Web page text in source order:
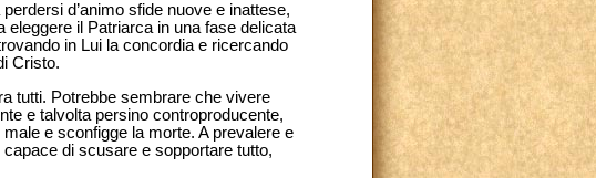
d’animo sfide nuove e inattese,
il Patriarca in una fase delicata
in Lui la concordia e ricercando
Cristo.
tutti. Potrebbe sembrare che vivere
e talvolta persino controproducente,
e sconfigge la morte. A prevalere e
di scusare e sopportare tutto,